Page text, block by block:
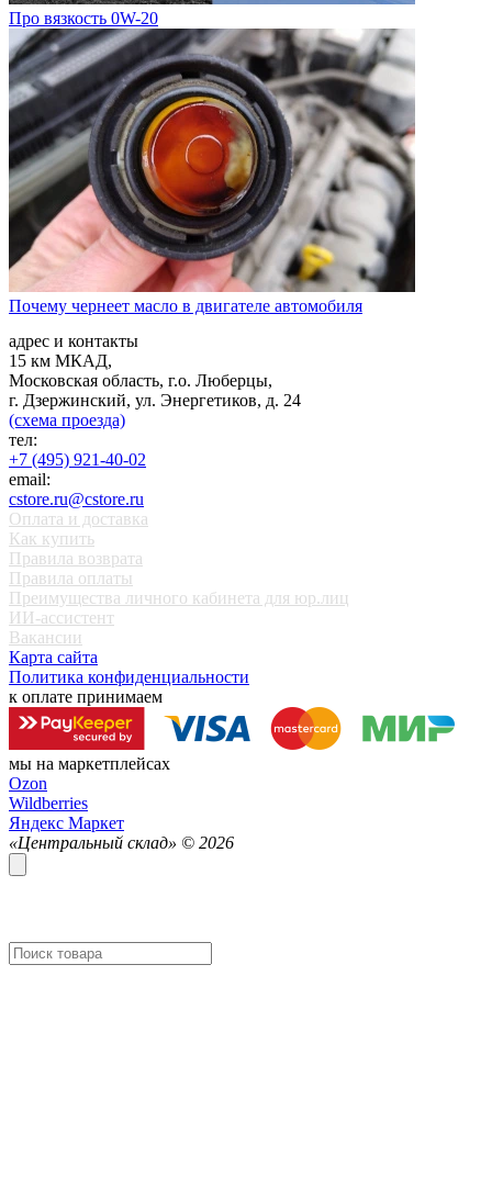
Про вязкость 0W-20
Почему чернеет масло в двигателе автомобиля
адрес и контакты
15 км МКАД,
Московская область, г.о. Люберцы,
г. Дзержинский, ул. Энергетиков, д. 24
(схема проезда)
тел:
+7 (495) 921-40-02
email:
cstore.ru@cstore.ru
Оплата и доставка
Как купить
Правила возврата
Правила оплаты
Преимущества личного кабинета для юр.лиц
ИИ-ассистент
Вакансии
Карта сайта
Политика конфиденциальности
к оплате принимаем
мы на маркетплейсах
Ozon
Wildberries
Яндекс Маркет
«Центральный склад» © 2026